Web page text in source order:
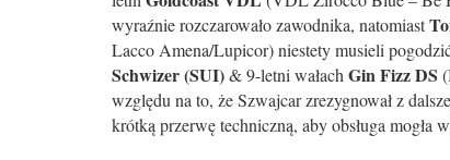
wyraźnie rozczarowało zawodnika, natomiast
Lacco Amena/Lupicor) niestety musieli
Schwizer (SUI)& 9-letni wałach Gin Fizz DS
względu na to, że Szwajcar zrezygnował z
krótką przerwę techniczną, aby obsługa mogła